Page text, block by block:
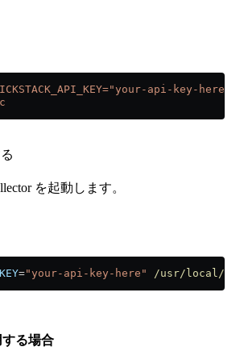
api-key-here"'
を起動します。
="your-api-key-here" /usr/local/
る場合